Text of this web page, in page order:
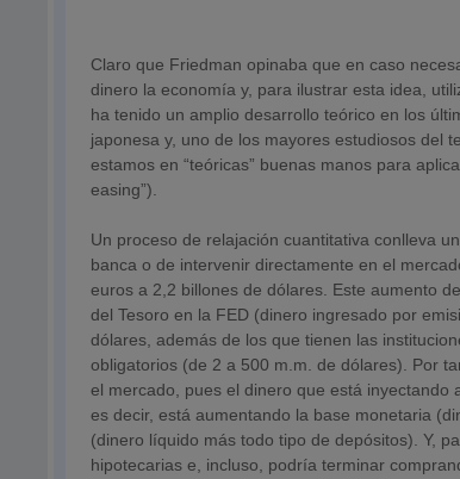
Claro que Friedman opinaba que en caso
dinero la economía y, para ilustrar esta idea,
ha tenido un amplio desarrollo teórico en los
japonesa y, uno de los mayores estudiosos del
estamos en “teóricas” buenas manos para
easing”).
Un proceso de relajación cuantitativa conlleva
banca o de intervenir directamente en el
euros a 2,2 billones de dólares. Este aumento
del Tesoro en la FED (dinero ingresado por
dólares, además de los que tienen las
obligatorios (de 2 a 500 m.m. de dólares). Por
el mercado, pues el dinero que está inyectando
es decir, está aumentando la base monetaria
(dinero líquido más todo tipo de depósitos). Y,
hipotecarias e, incluso, podría terminar